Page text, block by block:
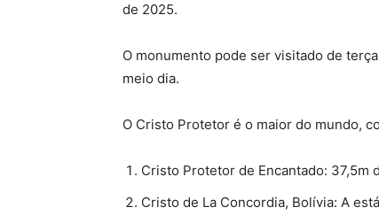
de 2025.
O monumento pode ser visitado de
meio dia.
O Cristo Protetor é o maior do mundo,
Cristo Protetor de Encantado: 37,5m
Cristo de La Concordia, Bolívia: A